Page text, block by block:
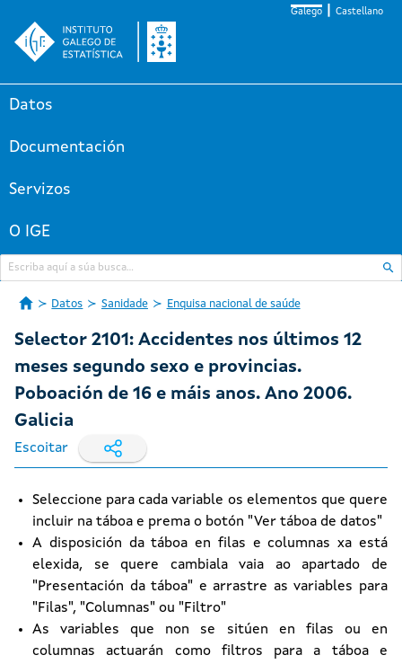
Galego Castellano
Datos
Documentación
Servizos
O IGE
Datos Sanidade Enquisa nacional de saúde
Selector 2101: Accidentes nos últimos 12
meses segundo sexo e provincias.
Poboación de 16 e máis anos. Ano 2006.
Galicia
Escoitar
Seleccione para cada variable os elementos que quere
incluir na táboa e prema o botón "Ver táboa de datos"
A disposición da táboa en filas e columnas xa está
elexida, se quere cambiala vaia ao apartado de
"Presentación da táboa" e arrastre as variables para
"Filas", "Columnas" ou "Filtro"
As variables que non se sitúen en filas ou en
columnas actuarán como filtros para a táboa e